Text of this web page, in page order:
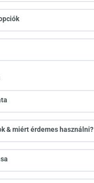
& miért érdemes használni?